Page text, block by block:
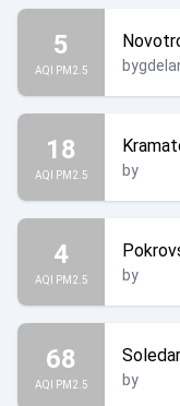
5
AQI PM2.5
18
AQI PM2.5 by
4
AQI PM2.5 by
68
AQI PM2.5
Soledar
by